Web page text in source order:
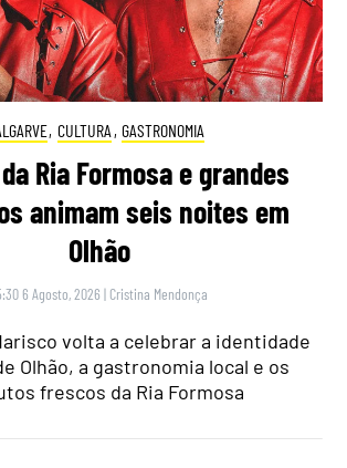
, CULTURA , GASTRONOMIA
Ria Formosa e grandes
animam seis noites em
Olhão
6 Agosto, 2026 | Cristina Mendonça
volta a celebrar a identidade
Olhão, a gastronomia local e os
frescos da Ria Formosa